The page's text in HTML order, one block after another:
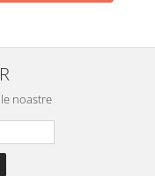
noastre